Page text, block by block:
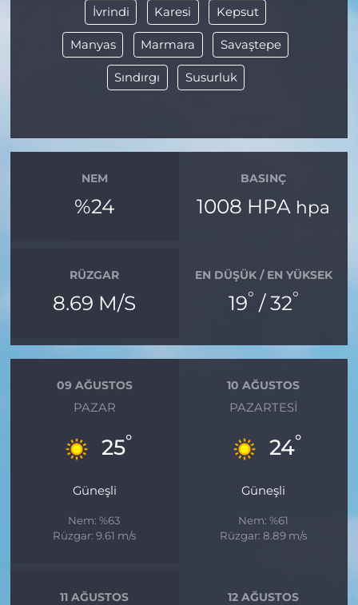
İvrindi Karesi Kepsut
Manyas Marmara Savaştepe
Sındırgı Susurluk
NEM
%24
BASINÇ
1008 HPA hpa
RÜZGAR
8.69 M/S
EN DÜŞÜK / EN YÜKSEK
19° / 32°
09 AĞUSTOS
PAZAR
25°
Güneşli
Nem: %63
Rüzgar: 9.61 m/s
10 AĞUSTOS
PAZARTESI
24°
Güneşli
Nem: %61
Rüzgar: 8.89 m/s
11 AĞUSTOS
12 AĞUSTOS